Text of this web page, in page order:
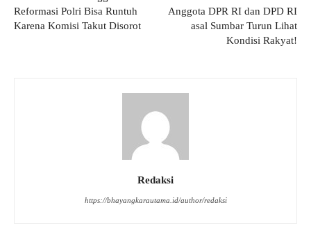
Reformasi Polri Bisa Runtuh
Karena Komisi Takut Disorot
Anggota DPR RI dan DPD RI
asal Sumbar Turun Lihat
Kondisi Rakyat!
Redaksi
https://bhayangkarautama.id/author/redaksi